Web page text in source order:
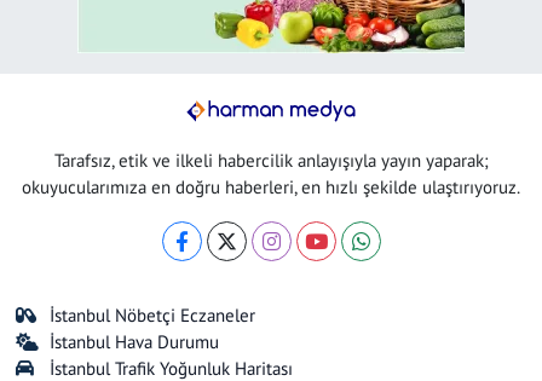
Tarafsız, etik ve ilkeli habercilik anlayışıyla yayın yaparak;
okuyucularımıza en doğru haberleri, en hızlı şekilde ulaştırıyoruz.
İstanbul Nöbetçi Eczaneler
İstanbul Hava Durumu
İstanbul Trafik Yoğunluk Haritası